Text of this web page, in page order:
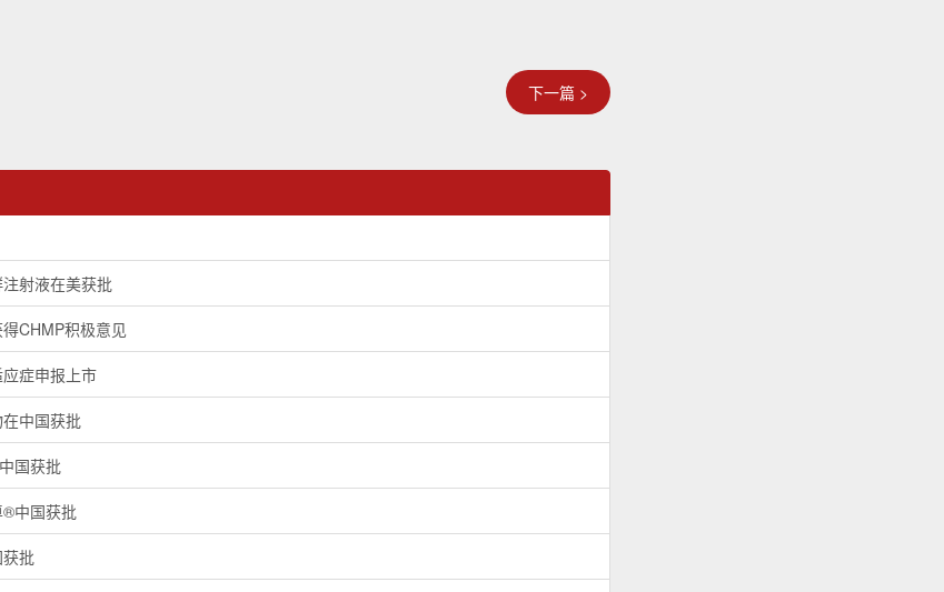
下一篇 >
射液在美获批
CHMP积极意见
症申报上市
中国获批
国获批
®中国获批
批